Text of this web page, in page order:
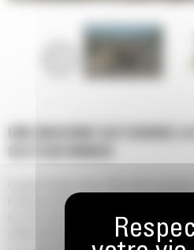
l'industrie minière il y a plus de trois
les sites du monde entier. Et maintenant,
d'efficacité révolutionnaire avec une